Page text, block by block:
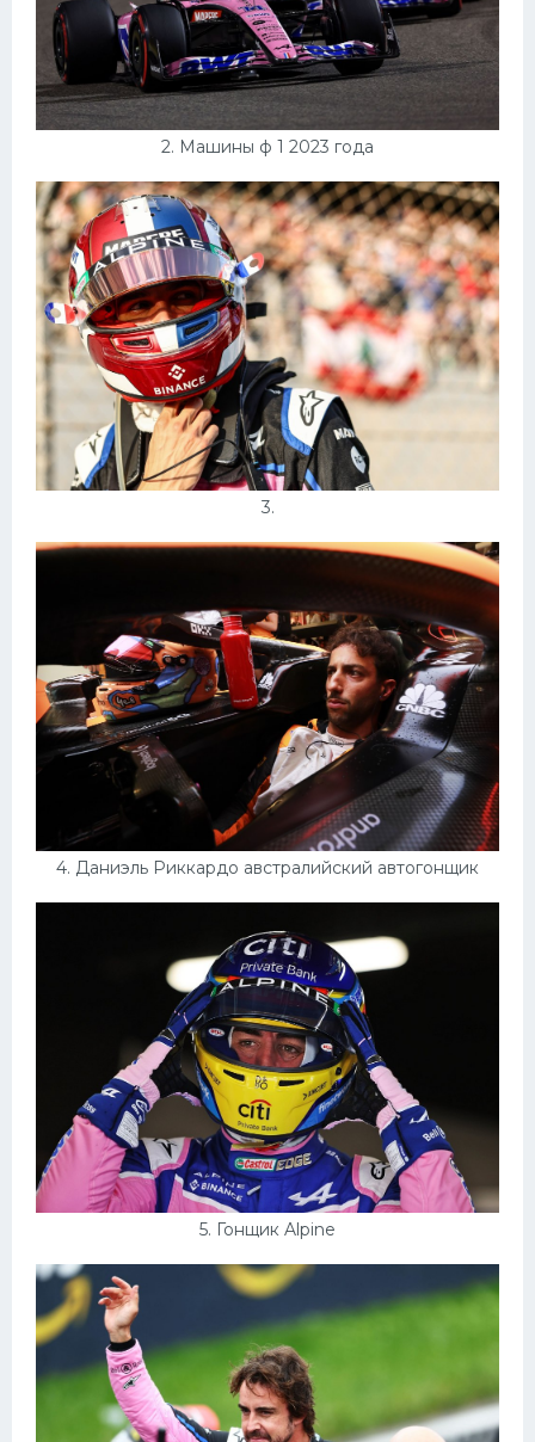
2. Машины ф 1 2023 года
3.
4. Даниэль Риккардо австралийский автогонщик
5. Гонщик Alpine